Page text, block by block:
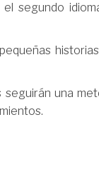
segundo
una